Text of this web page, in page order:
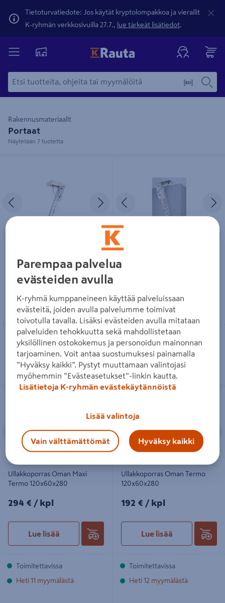
Tietoturvatiedote: Jos käytät kryptolompakkoa ja vierailit
K-ryhmän verkkosivuilla 27.7., lue tärkeät lisätiedot.
Rakennusmateriaalit
Portaat
Näytetään 7 tuotetta
Seuraava
294€/kpl
294 €/ kpl
Lue lisää
Toimitettavissa
Heti 21 myymälästä
Edellinen
192€/kpl
Toimitettavissa
Heti 7 myymälästä
Ullakkoporras Oman Maxi Termo
Ullakkoporras Oman Maxi
Termo 120x60x280
294€/kpl
294 € / kpl
Lue lisää
Toimitettavissa
Heti 11 myymälästä
Ullakkoporras Oman Termo
Ullakkoporras Oman Termo
120x60x280
192€/kpl
192 € / kpl
Lue lisää
Toimitettavissa
Heti 12 myymälästä
Parempaa palvelua
evästeiden avulla
K-ryhmä kumppaneineen käyttää palveluissaan
evästeitä, joiden avulla palvelumme toimivat
toivotulla tavalla. Lisäksi evästeiden avulla mitataan
palveluiden tehokkuutta sekä mahdollistetaan
yksilöllinen ostokokemus ja personoidun mainonnan
tarjoaminen. Voit antaa suostumuksesi painamalla
”Hyväksy kaikki”. Pystyt muuttamaan valintojasi
myöhemmin ”Evästeasetukset”-linkin kautta.
Lisätietoja K-ryhmän evästekäytännöistä
Lisää valintoja
Vain välttämättömät Hyväksy kaikki